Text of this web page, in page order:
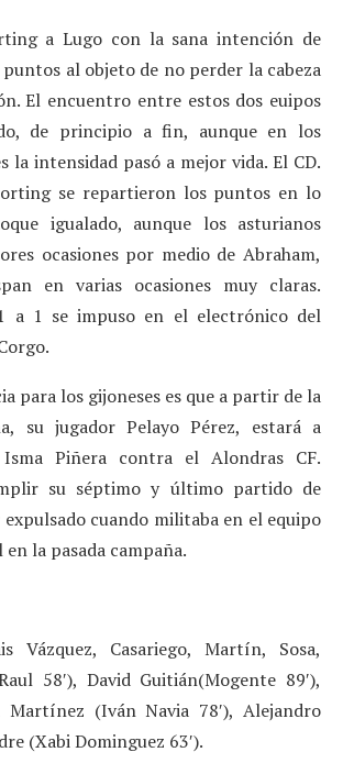
a Lugo con la sana intención de
al objeto de no perder la cabeza
El encuentro entre estos dos euipos
de principio a fin, aunque en los
la intensidad pasó a mejor vida. El CD.
se repartieron los puntos en lo
igualado, aunque los asturianos
ocasiones por medio de Abraham,
en varias ocasiones muy claras.
a 1 se impuso en el electrónico del
para los gijoneses es que a partir de la
su jugador Pelayo Pérez, estará a
Piñera contra el Alondras CF.
su séptimo y último partido de
cuando militaba en el equipo
la pasada campaña.
Vázquez, Casariego, Martín, Sosa,
58′), David Guitián(Mogente 89′),
Martínez (Iván Navia 78′), Alejandro
(Xabi Dominguez 63′).